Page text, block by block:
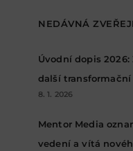
NEDÁVNÁ
Úvodní dopis
další
8. 1. 2026
Mentor Media
vedení a vítá